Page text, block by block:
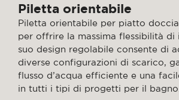
Piletta orientabile
Piletta orientabile per piatto
per offrire la massima flessibilità di
suo design regolabile consente di
diverse configurazioni di scarico,
flusso d’acqua efficiente e una
in tutti i tipi di progetti per il bagno.